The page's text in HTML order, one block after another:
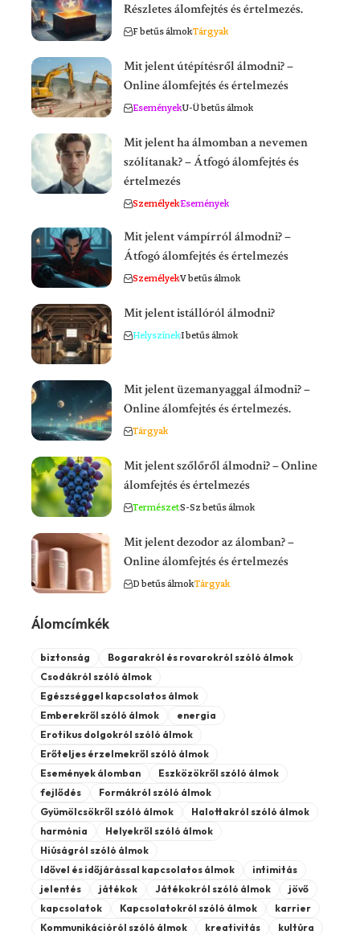
Részletes álomfejtés és értelmezés.
F betűs álmokTárgyak
Mit jelent útépítésről álmodni? –
Online álomfejtés és értelmezés
EseményekU-Ü betűs álmok
Mit jelent ha álmomban a nevemen
szólítanak? – Átfogó álomfejtés és
értelmezés
SzemélyekEsemények
Mit jelent vámpírról álmodni? –
Átfogó álomfejtés és értelmezés
SzemélyekV betűs álmok
Mit jelent istállóról álmodni?
HelyszínekI betűs álmok
Mit jelent üzemanyaggal álmodni? –
Online álomfejtés és értelmezés.
Tárgyak
Mit jelent szőlőről álmodni? – Online
álomfejtés és értelmezés
TermészetS-Sz betűs álmok
Mit jelent dezodor az álomban? –
Online álomfejtés és értelmezés
D betűs álmokTárgyak
Álomcímkék
biztonság
Bogarakról és rovarokról szóló álmok
Csodákról szóló álmok
Egészséggel kapcsolatos álmok
Emberekről szóló álmok
energia
Erotikus dolgokról szóló álmok
Erőteljes érzelmekről szóló álmok
Események álomban
Eszközökről szóló álmok
fejlődés
Formákról szóló álmok
Gyümölcsökről szóló álmok
Halottakról szóló álmok
harmónia
Helyekről szóló álmok
Hiúságról szóló álmok
Idővel és időjárással kapcsolatos álmok
intimitás
jelentés
játékok Játékokról szóló álmok
jövő
kapcsolatok
Kapcsolatokról szóló álmok
karrier
Kommunikációról szóló álmok
kreativitás
kultúra